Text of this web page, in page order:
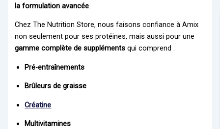
la formulation avancée
Chez The Nutrition Store, nous faisons confiance à Amix
non seulement pour ses protéines, mais aussi pour une
gamme complète de suppléments qui comprend :
Pré-entraînements
Brûleurs de graisse
Créatine
Multivitamines